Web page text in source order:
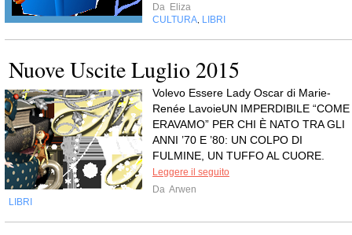
Da Eliza
CULTURA LIBRI
Nuove Uscite Luglio 2015
Volevo Essere Lady Oscar di Marie-
Renée LavoieUN IMPERDIBILE “COME
ERAVAMO” PER CHI È NATO TRA GLI
ANNI ’70 E ’80: UN COLPO DI
FULMINE, UN TUFFO AL CUORE.
Leggere il seguito
Da Arwen
LIBRI